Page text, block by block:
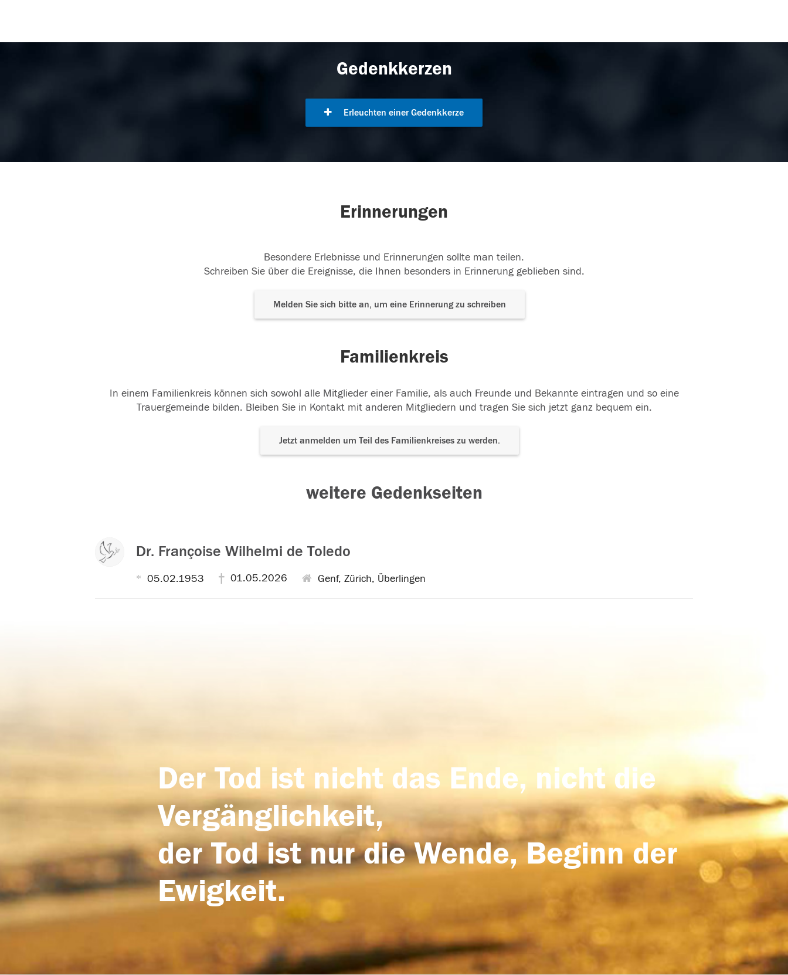
Gedenkkerzen
Erleuchten einer Gedenkkerze
Erinnerungen
Besondere Erlebnisse und Erinnerungen sollte man teilen.
Schreiben Sie über die Ereignisse, die Ihnen besonders in Erinnerung geblieben sind.
Melden Sie sich bitte an, um eine Erinnerung zu schreiben
Familienkreis
In einem Familienkreis können sich sowohl alle Mitglieder einer Familie, als auch Freunde und Bekannte eintragen und so eine
Trauergemeinde bilden. Bleiben Sie in Kontakt mit anderen Mitgliedern und tragen Sie sich jetzt ganz bequem ein.
Jetzt anmelden um Teil des Familienkreises zu werden.
weitere Gedenkseiten
Dr. Françoise Wilhelmi de Toledo
05.02.1953 01.05.2026 Genf, Zürich, Überlingen
Der Tod ist nicht das Ende, nicht die
Vergänglichkeit,
der Tod ist nur die Wende, Beginn der
Ewigkeit.